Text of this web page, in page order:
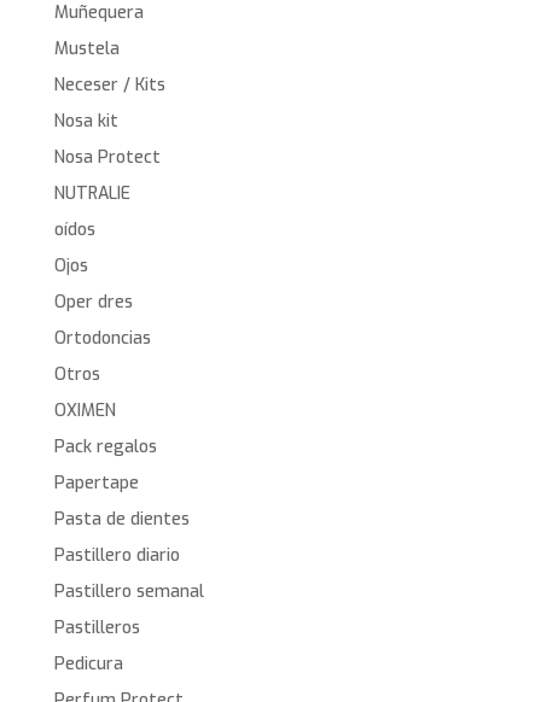
Muñequera
Mustela
Neceser / Kits
Nosa kit
Nosa Protect
NUTRALIE
oídos
Ojos
Oper dres
Ortodoncias
Otros
OXIMEN
Pack regalos
Papertape
Pasta de dientes
Pastillero diario
Pastillero semanal
Pastilleros
Pedicura